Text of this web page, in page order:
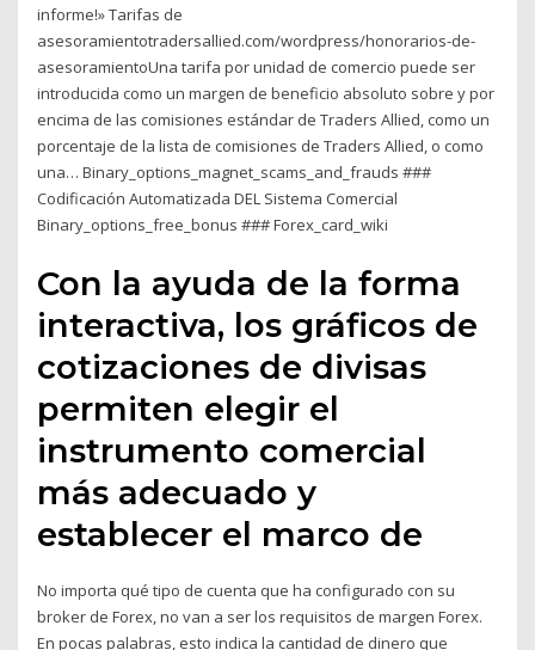
informe!» Tarifas de
asesoramientotradersallied.com/wordpress/honorarios-de-
asesoramientoUna tarifa por unidad de comercio puede ser
introducida como un margen de beneficio absoluto sobre y por
encima de las comisiones estándar de Traders Allied, como un
porcentaje de la lista de comisiones de Traders Allied, o como
una… Binary_options_magnet_scams_and_frauds ###
Codificación Automatizada DEL Sistema Comercial
Binary_options_free_bonus ### Forex_card_wiki
Con la ayuda de la forma
interactiva, los gráficos de
cotizaciones de divisas
permiten elegir el
instrumento comercial
más adecuado y
establecer el marco de
No importa qué tipo de cuenta que ha configurado con su
broker de Forex, no van a ser los requisitos de margen Forex.
En pocas palabras, esto indica la cantidad de dinero que